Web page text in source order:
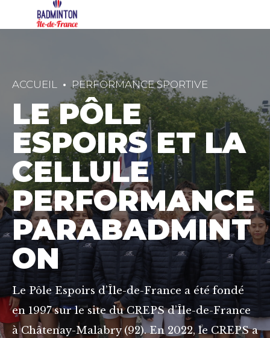
ACCUEIL PERFORMANCE SPORTIVE
LE PÔLE
ESPOIRS ET LA
CELLULE
PERFORMANCE
PARABADMINT
ON
Le Pôle Espoirs d’Île-de-France a été fondé
en 1997 sur le site du CREPS d’Île-de-France
à Châtenay-Malabry (92). En 2022, le CREPS a